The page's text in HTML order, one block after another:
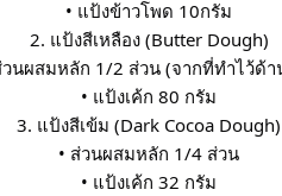
• แป้งข้าวโพด 10กรัม
2. แป้งสีเหลือง (Butter Dough)
วนผสมหลัก 1/2 ส่วน (จากที่ทำไว้ด้
• แป้งเค้ก 80 กรัม
3. แป้งสีเข้ม (Dark Cocoa Dough)
• ส่วนผสมหลัก 1/4 ส่วน
• แป้งเค้ก 32 กรัม